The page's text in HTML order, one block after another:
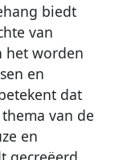
biedt
van
het worden
en
dat
van de
en